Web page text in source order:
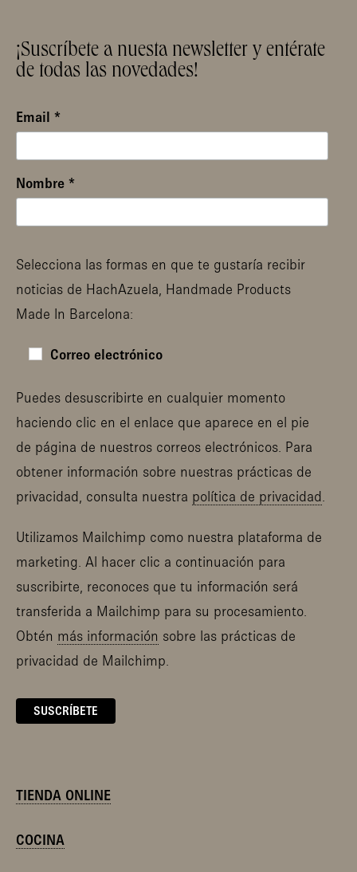
¡Suscríbete a nuesta newsletter y entérate
de todas las novedades!
Email *
Nombre *
Selecciona las formas en que te gustaría recibir
noticias de HachAzuela, Handmade Products
Made In Barcelona:
Correo electrónico
Puedes desuscribirte en cualquier momento
haciendo clic en el enlace que aparece en el pie
de página de nuestros correos electrónicos. Para
obtener información sobre nuestras prácticas de
privacidad, consulta nuestra política de privacidad
Utilizamos Mailchimp como nuestra plataforma de
marketing. Al hacer clic a continuación para
suscribirte, reconoces que tu información será
transferida a Mailchimp para su procesamiento.
Obtén más información sobre las prácticas de
privacidad de Mailchimp.
TIENDA ONLINE
COCINA